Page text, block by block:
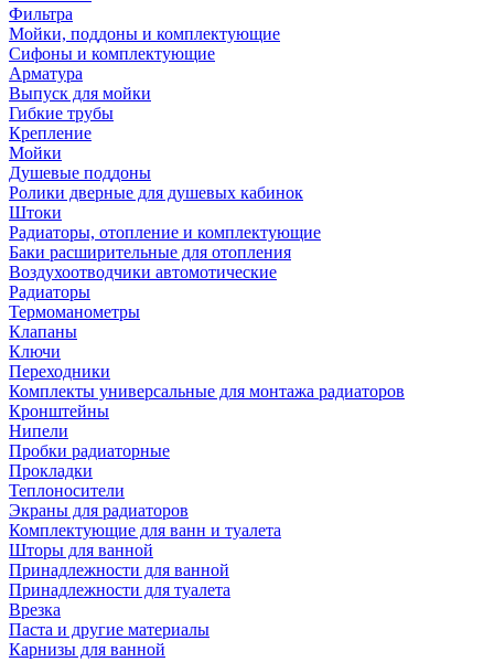
Фильтра
Мойки, поддоны и комплектующие
Сифоны и комплектующие
Арматура
Выпуск для мойки
Гибкие трубы
Крепление
Мойки
Душевые поддоны
Ролики дверные для душевых кабинок
Штоки
Радиаторы, отопление и комплектующие
Баки расширительные для отопления
Воздухоотводчики автомотические
Радиаторы
Термоманометры
Клапаны
Ключи
Переходники
Комплекты универсальные для монтажа радиаторов
Кронштейны
Нипели
Пробки радиаторные
Прокладки
Теплоносители
Экраны для радиаторов
Комплектующие для ванн и туалета
Шторы для ванной
Принадлежности для ванной
Принадлежности для туалета
Врезка
Паста и другие материалы
Карнизы для ванной